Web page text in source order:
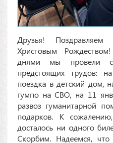
Друзья!
Христовым
днями мы провели
предстоящих трудов:
поездка в детский дом,
гумпо на СВО, на 11
развоз гуманитарной
подарков. К
досталось ни одного
Скорбим. Надеемся,